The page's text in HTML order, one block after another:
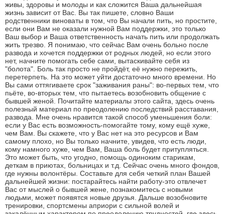
живы, здоровы и молоды и как сложится Ваша дальнейшая
жизнь зависит от Вас. Вы так пишете, словно Ваши
родственники виноваты в том, что Вы начали пить, но простите,
если они Вам не оказали нужной Вам поддержки, это только
Ваш выбор и Ваша ответственность начать пить или продолжать
жить трезво. Я понимаю, что сейчас Вам очень больно после
развода и хочется поддержки от родных людей, но если этого
нет, начните помогать себе сами, вытаскивайте себя из
"болота". Боль так просто не пройдёт, её нужно пережить,
перетерпеть. На это может уйти достаточно много времени. Но
Вы сами оттягиваете срок "заживания раны": во-первых тем, что
пьёте, во-вторых тем, что пытаетесь возобновить общение с
бывшей женой. Почитайте материалы этого сайта, здесь очень
полезный материал по преодолению последствий расставания,
развода. Мне очень нравится такой способ уменьшения боли:
если у Вас есть возможность-помогайте тому, кому ещё хуже,
чем Вам. Вы скажете, что у Вас нет на это ресурсов и Вам
самому плохо, но Вы только начните, увидев, что есть люди,
кому намного хуже, чем Вам, Ваша боль будет притупляться.
Это может быть, что угодно, помощь одиноким старикам,
деткам в приютах, больницах и т.д. Сейчас очень много фондов,
где нужны волонтёры. Составьте для себя четкий план Вашей
дальнейшей жизни: постарайтесь найти работу-это отвлечет
Вас от мыслей о бывшей жене, познакомитесь с новыми
людьми, может появятся новые друзья. Дальше возобновите
тренировки, спортсмены априори с сильной волей и